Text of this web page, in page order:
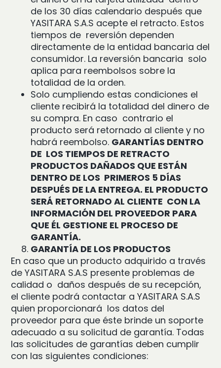
de los 30 días calendario después que
YASITARA S.A.S acepte el retracto. Estos
tiempos de reversión dependen
directamente de la entidad bancaria del
consumidor. La reversión bancaria solo
aplica para reembolsos sobre la
totalidad de la orden.
Solo cumpliendo estas condiciones el
cliente recibirá la totalidad del dinero de
su compra. En caso contrario el
producto será retornado al cliente y no
habrá reembolso. GARANTÍAS DENTRO
DE LOS TIEMPOS DE RETRACTO
PRODUCTOS DAÑADOS QUE ESTÁN
DENTRO DE LOS PRIMEROS 5 DÍAS
DESPUÉS DE LA ENTREGA. EL PRODUCTO
SERÁ RETORNADO AL CLIENTE CON LA
INFORMACIÓN DEL PROVEEDOR PARA
QUE ÉL GESTIONE EL PROCESO DE
GARANTÍA.
GARANTÍA DE LOS PRODUCTOS
En caso que un producto adquirido a través
de YASITARA S.A.S presente problemas de
calidad o daños después de su recepción,
el cliente podrá contactar a YASITARA S.A.S
quien proporcionará los datos del
proveedor para que éste brinde un soporte
adecuado a su solicitud de garantía. Todas
las solicitudes de garantías deben cumplir
con las siguientes condiciones: